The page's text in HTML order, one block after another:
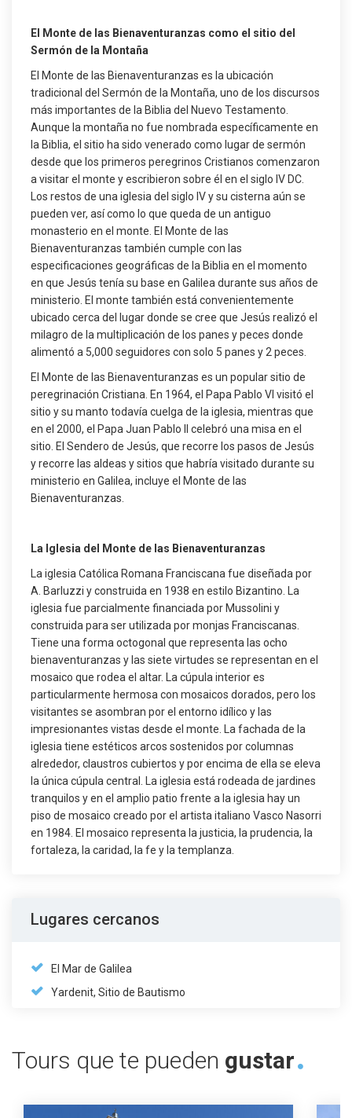
El Monte de las Bienaventuranzas como el sitio del
Sermón de la Montaña
El Monte de las Bienaventuranzas es la ubicación
tradicional del Sermón de la Montaña, uno de los discursos
más importantes de la Biblia del Nuevo Testamento.
Aunque la montaña no fue nombrada específicamente en
la Biblia, el sitio ha sido venerado como lugar de sermón
desde que los primeros peregrinos Cristianos comenzaron
a visitar el monte y escribieron sobre él en el siglo IV DC.
Los restos de una iglesia del siglo IV y su cisterna aún se
pueden ver, así como lo que queda de un antiguo
monasterio en el monte. El Monte de las
Bienaventuranzas también cumple con las
especificaciones geográficas de la Biblia en el momento
en que Jesús tenía su base en Galilea durante sus años de
ministerio. El monte también está convenientemente
ubicado cerca del lugar donde se cree que Jesús realizó el
milagro de la multiplicación de los panes y peces donde
alimentó a 5,000 seguidores con solo 5 panes y 2 peces.
El Monte de las Bienaventuranzas es un popular sitio de
peregrinación Cristiana. En 1964, el Papa Pablo VI visitó el
sitio y su manto todavía cuelga de la iglesia, mientras que
en el 2000, el Papa Juan Pablo II celebró una misa en el
sitio. El Sendero de Jesús, que recorre los pasos de Jesús
y recorre las aldeas y sitios que habría visitado durante su
ministerio en Galilea, incluye el Monte de las
Bienaventuranzas.
La Iglesia del Monte de las Bienaventuranzas
La iglesia Católica Romana Franciscana fue diseñada por
A. Barluzzi y construida en 1938 en estilo Bizantino. La
iglesia fue parcialmente financiada por Mussolini y
construida para ser utilizada por monjas Franciscanas.
Tiene una forma octogonal que representa las ocho
bienaventuranzas y las siete virtudes se representan en el
mosaico que rodea el altar. La cúpula interior es
particularmente hermosa con mosaicos dorados, pero los
visitantes se asombran por el entorno idílico y las
impresionantes vistas desde el monte. La fachada de la
iglesia tiene estéticos arcos sostenidos por columnas
alrededor, claustros cubiertos y por encima de ella se eleva
la única cúpula central. La iglesia está rodeada de jardines
tranquilos y en el amplio patio frente a la iglesia hay un
piso de mosaico creado por el artista italiano Vasco Nasorri
en 1984. El mosaico representa la justicia, la prudencia, la
fortaleza, la caridad, la fe y la templanza.
Lugares cercanos
El Mar de Galilea
Yardenit, Sitio de Bautismo
Tours que te pueden gustar